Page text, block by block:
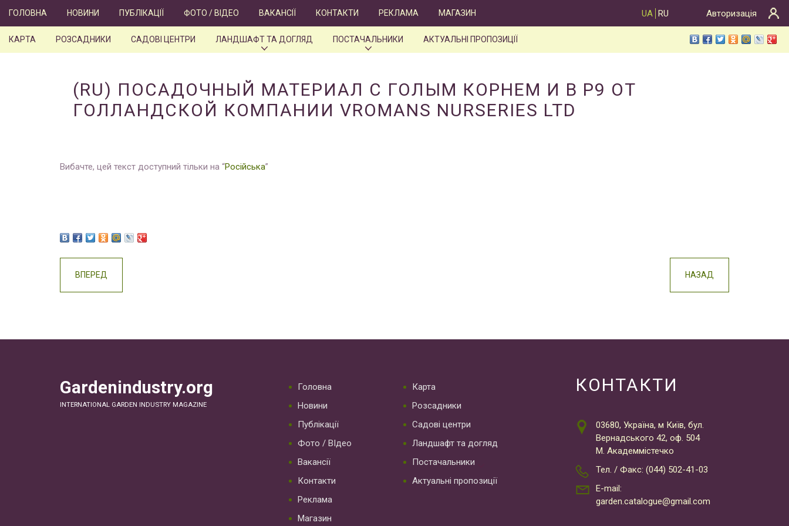
UA RU Авторизація
ГОЛОВНА НОВИНИ ПУБЛІКАЦІЇ ФОТО / ВІДЕО ВАКАНСІЇ КОНТАКТИ РЕКЛАМА МАГАЗИН
КАРТА РОЗСАДНИКИ САДОВІ ЦЕНТРИ ЛАНДШАФТ ТА ДОГЛЯД ПОСТАЧАЛЬНИКИ АКТУАЛЬНІ ПРОПОЗИЦІЇ
(RU) ПОСАДОЧНЫЙ МАТЕРИАЛ С ГОЛЫМ КОРНЕМ И В Р9 ОТ
ГОЛЛАНДСКОЙ КОМПАНИИ VROMANS NURSERIES LTD
Вибачте, цей текст доступний тільки на “Російська”
ВПЕРЕД НАЗАД
Gardenindustry.org
INTERNATIONAL GARDEN INDUSTRY MAGAZINE
Головна
Новини
Публікації
Фото / ВІдео
Вакансії
Контакти
Реклама
Магазин
Карта
Розсадники
Садові центри
Ландшафт та догляд
Постачальники
Актуальні пропозиції
КОНТАКТИ
03680, Україна, м Київ, бул.
Вернадського 42, оф. 504
М. Академмістечко
Тел. / Факс: (044) 502-41-03
E-mail:
garden.catalogue@gmail.com